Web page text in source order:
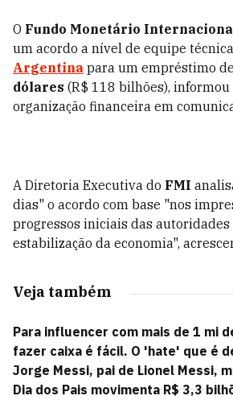
O Fundo Monetário
um acordo a nível de equipe
Argentina para um empréstimo de
dólares (R$ 118 bilhões), informou
organização financeira em
A Diretoria Executiva do FMI
dias" o acordo com base "nos
progressos iniciais das
estabilização da economia",
Veja também
Para influencer com mais de 1 mi
fazer caixa é fácil. O 'hate' que é
Jorge Messi, pai de Lionel Messi,
Dia dos Pais movimenta R$ 3,3